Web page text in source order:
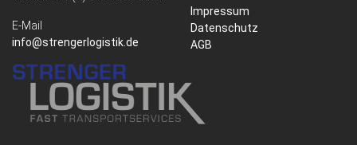
E-Mail
info@strengerlogistik.de
Impressum
Datenschutz
AGB